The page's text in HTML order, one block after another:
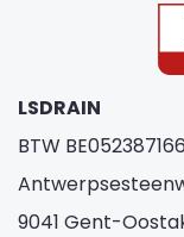
LSDRAIN
BTW
9041 Gent-